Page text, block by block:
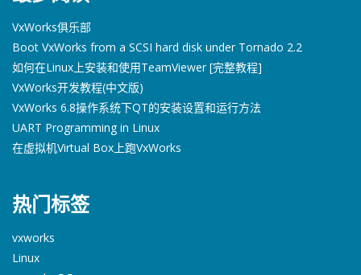
VxWorks俱乐部
Boot VxWorks from a SCSI hard disk under Tornado 2.2
如何在Linux上安装和使用TeamViewer [完整教程]
VxWorks开发教程(中文版)
VxWorks 6.8操作系统下QT的安装设置和运行方法
UART Programming in Linux
在虚拟机Virtual Box上跑VxWorks
热门标签
vxworks
Linux